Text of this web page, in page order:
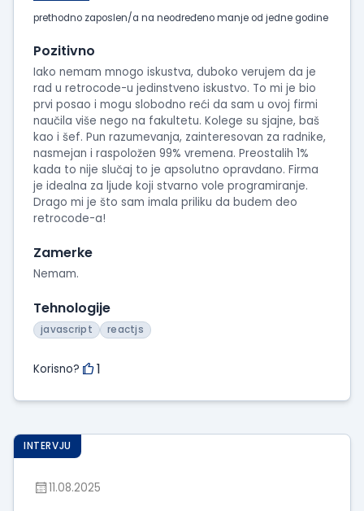
prethodno zaposlen/a na neodređeno manje od jedne godine
Pozitivno
Iako nemam mnogo iskustva, duboko verujem da je
rad u retrocode-u jedinstveno iskustvo. To mi je bio
prvi posao i mogu slobodno reći da sam u ovoj firmi
naučila više nego na fakultetu. Kolege su sjajne, baš
kao i šef. Pun razumevanja, zainteresovan za radnike,
nasmejan i raspoložen 99% vremena. Preostalih 1%
kada to nije slučaj to je apsolutno opravdano. Firma
je idealna za ljude koji stvarno vole programiranje.
Drago mi je što sam imala priliku da budem deo
retrocode-a!
Zamerke
Nemam.
Tehnologije
javascript reactjs
Korisno? 1
INTERVJU
11.08.2025